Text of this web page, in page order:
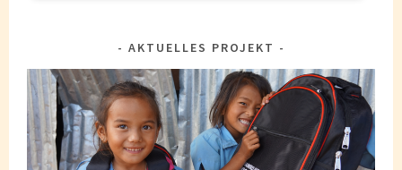
AKTUELLES PROJEKT